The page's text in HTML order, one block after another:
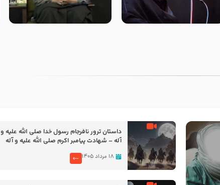
روضه جانسوز پاره های جگر امام
حسن مجتبی علیه السلام-حجت
لقب حضرت رقیه سلام الله علیها
به چه معناست – حجت الاسلام
‌‌‌‌‌‌‌داستان ترور نافرجام رسول خدا صلی الله علیه و
آله – شهادت پیامبر اکرم صلی الله علیه و آله
۱۸ مرداد ۱۴۰۵